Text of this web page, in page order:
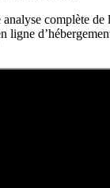
analyse complète
ligne